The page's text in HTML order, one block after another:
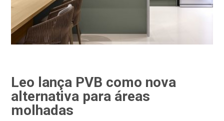
Leo lança PVB como nova
alternativa para áreas
molhadas